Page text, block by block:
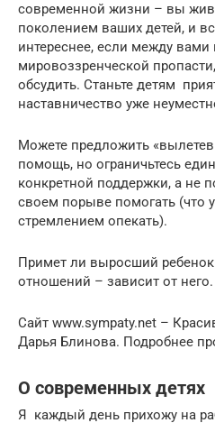
современной жизни – вы
поколением ваших детей, и
интереснее, если между вами
мировоззренческой
обсудить. Станьте детям
наставничество уже
Можете предложить
помощь, но ограничьтесь
конкретной поддержки, а не
своем порыве помогать (что
стремлением опекать).
Примет ли выросший
отношений – зависит от него.
Сайт www.sympaty.net –
Дарья Блинова. Подробнее
О современных детях
Я каждый день прихожу на